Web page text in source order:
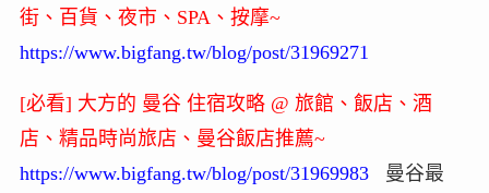
街、百貨、夜市、SPA、按摩~
https://www.bigfang.tw/blog/post/31969271
[必看] 大方的 曼谷 住宿攻略 @ 旅館、飯店、酒
店、精品時尚旅店、曼谷飯店推薦~
https://www.bigfang.tw/blog/post/31969983曼谷最